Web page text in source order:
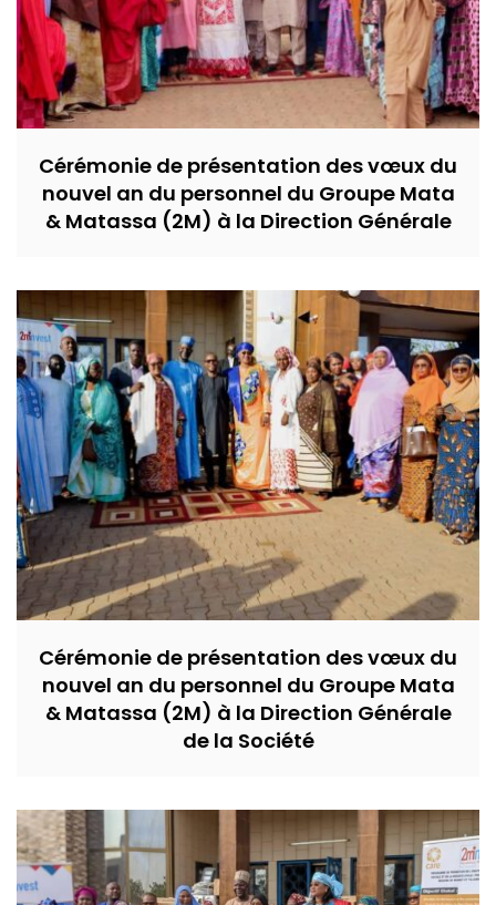
Cérémonie de présentation des vœux du
nouvel an du personnel du Groupe Mata
& Matassa (2M) à la Direction Générale
Cérémonie de présentation des vœux du
nouvel an du personnel du Groupe Mata
& Matassa (2M) à la Direction Générale
de la Société